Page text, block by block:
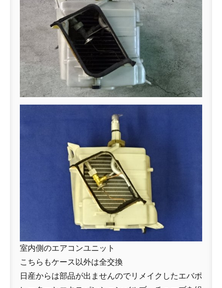
室内側のエアコンユニット
こちらもケース以外は全交換
日産からは部品が出ませんのでリメイクしたエバポ